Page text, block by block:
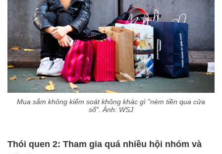
Mua sắm không kiểm soát không khác gì "ném tiền qua cửa
sổ". Ảnh: WSJ
Thói quen 2: Tham gia quá nhiều hội nhóm và